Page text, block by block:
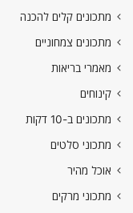
מתכונים קלים להכנה
מתכונים צמחוניים
מאמרי בריאות
קינוחים
מתכונים ב-10 דקות
מתכוני סלטים
אוכל מהיר
מתכוני מרקים